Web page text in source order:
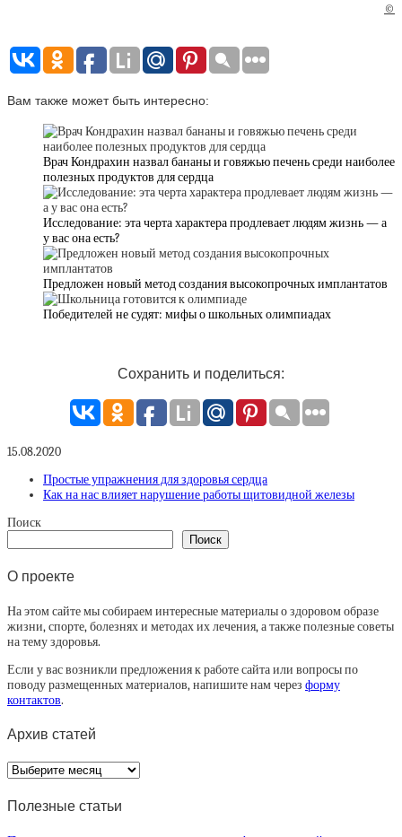
©
Вам также может быть интересно:
Врач Кондрахин назвал бананы и говяжью печень среди наиболее
полезных продуктов для сердца
Исследование: эта черта характера продлевает людям жизнь — а
у вас она есть?
Предложен новый метод создания высокопрочных имплантатов
Победителей не судят: мифы о школьных олимпиадах
Сохранить и поделиться:
15.08.2020
Простые упражнения для здоровья сердца
Как на нас влияет нарушение работы щитовидной железы
Поиск
Поиск
О проекте
На этом сайте мы собираем интересные материалы о здоровом образе
жизни, спорте, болезнях и методах их лечения, а также полезные советы
на тему здоровья.
Если у вас возникли предложения к работе сайта или вопросы по
поводу размещенных материалов, напишите нам через форму
контактов.
Архив статей
Архив
статей
Полезные статьи